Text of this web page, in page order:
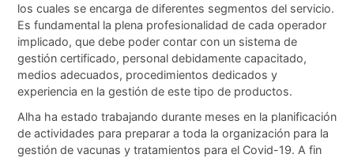
los cuales se encarga de diferentes segmentos del servicio.
Es fundamental la plena profesionalidad de cada operador
implicado, que debe poder contar con un sistema de
gestión certificado, personal debidamente capacitado,
medios adecuados, procedimientos dedicados y
experiencia en la gestión de este tipo de productos.
Alha ha estado trabajando durante meses en la planificación
de actividades para preparar a toda la organización para la
gestión de vacunas y tratamientos para el Covid-19. A fin